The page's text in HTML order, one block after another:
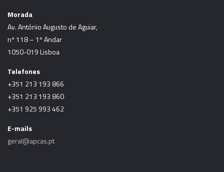
Morada
Av. António Augusto de Aguiar,
nº 118 – 1º Andar
1050-019 Lisboa
Telefones
+351 213 193 866
+351 213 193 860
+351 925 993 462
E-mails
geral@apcas.pt